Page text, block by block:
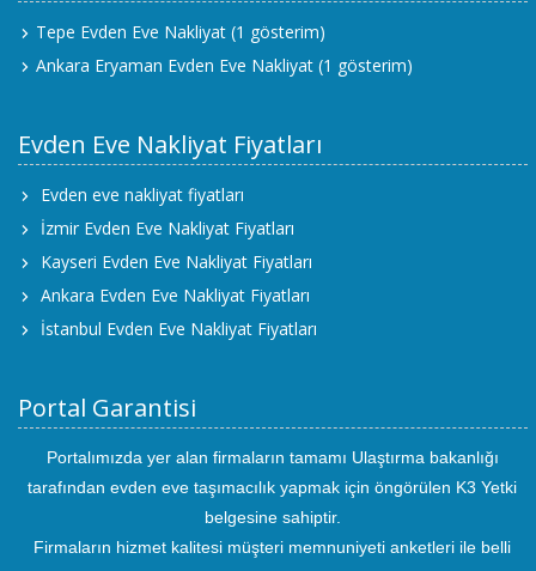
Tepe Evden Eve Nakliyat (1 gösterim)
Ankara Eryaman Evden Eve Nakliyat (1 gösterim)
Evden Eve Nakliyat Fiyatları
Evden eve nakliyat fiyatları
İzmir Evden Eve Nakliyat Fiyatları
Kayseri Evden Eve Nakliyat Fiyatları
Ankara Evden Eve Nakliyat Fiyatları
İstanbul Evden Eve Nakliyat Fiyatları
Portal Garantisi
Portalımızda yer alan firmaların tamamı Ulaştırma bakanlığı
tarafından evden eve taşımacılık yapmak için öngörülen K3 Yetki
belgesine sahiptir.
Firmaların hizmet kalitesi müşteri memnuniyeti anketleri ile belli